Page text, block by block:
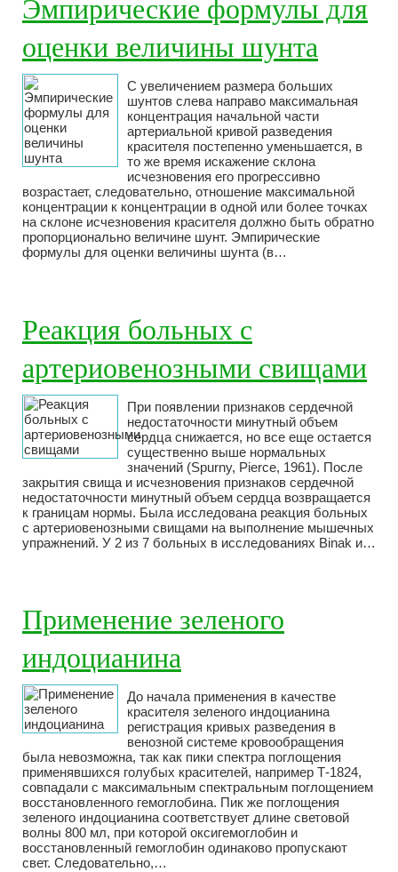
Эмпирические формулы для
оценки величины шунта
С увеличением размера больших
шунтов слева направо максимальная
концентрация начальной части
артериальной кривой разведения
красителя постепенно уменьшается, в
то же время искажение склона
исчезновения его прогрессивно
возрастает, следовательно, отношение максимальной
концентрации к концентрации в одной или более точках
на склоне исчезновения красителя должно быть обратно
пропорционально величине шунт. Эмпирические
формулы для оценки величины шунта (в…
Реакция больных с
артериовенозными свищами
При появлении признаков сердечной
недостаточности минутный объем
сердца снижается, но все еще остается
существенно выше нормальных
значений (Spurny, Pierce, 1961). После
закрытия свища и исчезновения признаков сердечной
недостаточности минутный объем сердца возвращается
к границам нормы. Была исследована реакция больных
с артериовенозными свищами на выполнение мышечных
упражнений. У 2 из 7 больных в исследованиях Binak и…
Применение зеленого
индоцианина
До начала применения в качестве
красителя зеленого индоцианина
регистрация кривых разведения в
венозной системе кровообращения
была невозможна, так как пики спектра поглощения
применявшихся голубых красителей, например Т-1824,
совпадали с максимальным спектральным поглощением
восстановленного гемоглобина. Пик же поглощения
зеленого индоцианина соответствует длине световой
волны 800 мл, при которой оксигемоглобин и
восстановленный гемоглобин одинаково пропускают
свет. Следовательно,…